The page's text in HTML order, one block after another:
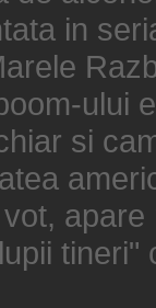
in
ului
si